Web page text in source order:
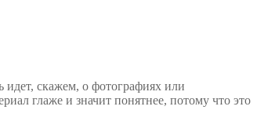
идет, скажем, о фотографиях или
глаже и значит понятнее, потому что это